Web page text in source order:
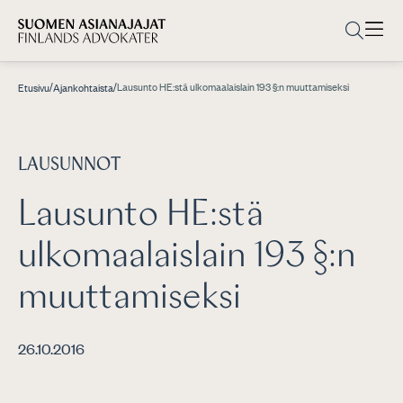
Etusivu/Ajankohtaista/Lausunto HE:stä ulkomaalaislain 193 §:n muuttamiseksi
LAUSUNNOT
Lausunto HE:stä
ulkomaalaislain 193 §:n
muuttamiseksi
26.10.2016